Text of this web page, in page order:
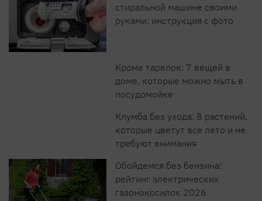
стиральной машине своими
руками: инструкция с фото
Кроме тарелок: 7 вещей в
доме, которые можно мыть в
посудомойке
Клумба без ухода: 8 растений,
которые цветут все лето и не
требуют внимания
Обойдемся без бензина:
рейтинг электрических
газонокосилок 2026